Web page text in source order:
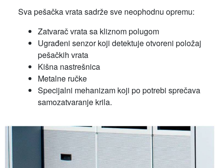
Sva pešačka vrata sadrže sve neophodnu opremu:
Zatvarač vrata sa kliznom polugom
Ugrađeni senzor koji detektuje otvoreni položaj
pešačkih vrata
Kišna nastrešnica
Metalne ručke
Specijalni mehanizam koji po potrebi sprečava
samozatvaranje krila.